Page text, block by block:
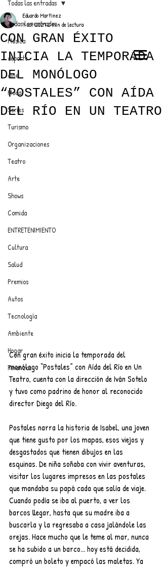
ANUNCIATE CON NOSOTROS
PARA MÁS INFORMACIÓN:
dinamicaseltrendytop@gmail.com
EL TRENDY TOP
CON EDDY MARTINEZ
Todas las entradas
Música
deporte
cine
Moda
Series
Turismo
Organizaciones
Teatro
Arte
Shows
Comida
ENTRETENIMIENTO
Cultura
Salud
Premios
Autos
Tecnología
Ambiente
Hogar
Finanzas
Todas las entradas
CON GRAN ÉXITO
INICIA LA TEMPORADA
DEL MONÓLOGO
“POSTALES” CON AÍDA
DEL RÍO EN UN TEATRO
Eduardo Martínez
7 oct 20212 min de lectura
Con gran éxito inicia la temporada del
monólogo “Postales” con Aída del Río en Un
Teatro, cuenta con la dirección de Iván Sotelo
y tuvo como padrino de honor al reconocido
director Diego del Río.
Postales narra la historia de Isabel, una joven
que tiene gusto por los mapas, esos viejos y
desgastados que tienen dibujos en las
esquinas. De niña soñaba con vivir aventuras,
visitar los lugares impresos en las postales
que mandaba su papá cada que salía de viaje.
Cuando podía se iba al puerto, a ver los
barcos llegar, hasta que su madre iba a
buscarla y la regresaba a casa jalándole las
orejas. Hace mucho que le teme al mar, nunca
se ha subido a un barco... hoy está decidida,
compró un boleto y empacó las maletas. Ya